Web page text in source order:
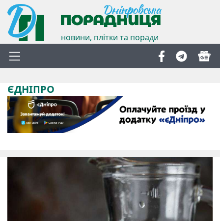
новини, плітки та поради
ЄДНІПРО